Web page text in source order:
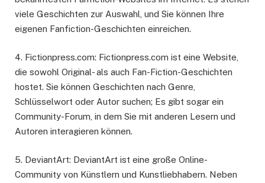
viele Geschichten zur Auswahl, und Sie können Ihre
eigenen Fanfiction-Geschichten einreichen.
4. Fictionpress.com: Fictionpress.com ist eine Website,
die sowohl Original- als auch Fan-Fiction-Geschichten
hostet. Sie können Geschichten nach Genre,
Schlüsselwort oder Autor suchen; Es gibt sogar ein
Community-Forum, in dem Sie mit anderen Lesern und
Autoren interagieren können.
5. DeviantArt: DeviantArt ist eine große Online-
Community von Künstlern und Kunstliebhabern. Neben